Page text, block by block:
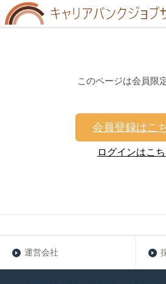
このページは会員限
会員登録はこ
ログインはこ
運営会社